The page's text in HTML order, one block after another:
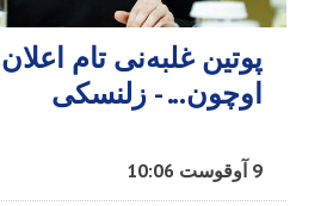
پوتین غلبه‌نی تام
اوچون... - زلنسکی
9 آوقوست 10:06